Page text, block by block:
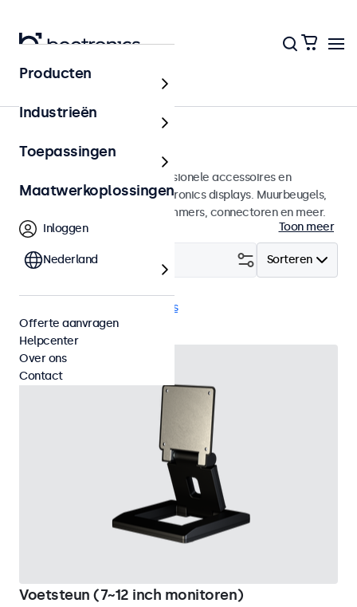
Home
Accessoires
Een groot assortiment professionele accessoires en
benodigdheden voor uw Beetronics displays. Muurbeugels,
voetsteunen, videokabels, dimmers, connectoren en meer.
Toon meer
Sorteren
Filter (5)
Wis alle filters
Voetsteun (7~12 inch monitoren)
Producten
Industrieën
Toepassingen
Maatwerkoplossingen
Inloggen
Nederland
Offerte aanvragen
Helpcenter
Over ons
Contact